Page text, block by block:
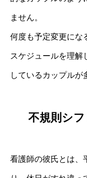
ません。
何度も予定変更にな
スケジュールを理解
しているカップルが
不規則シ
看護師の彼氏とは、